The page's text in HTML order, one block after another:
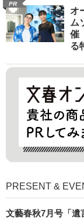
PR
オ
ム
催
る
PRESENT &
文藝春秋7月号「遺